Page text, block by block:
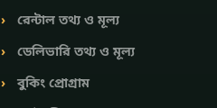
রেন্টাল তথ্য ও মূল্য
ডেলিভারি তথ্য ও মূল্য
বুকিং প্রোগ্রাম